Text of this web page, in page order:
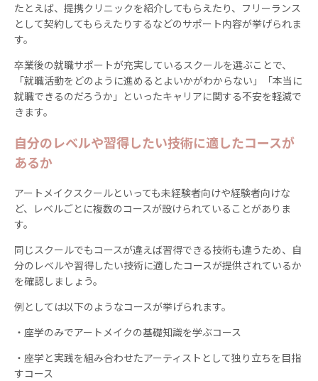
たとえば、提携クリニックを紹介してもらえたり、フリーランス
として契約してもらえたりするなどのサポート内容が挙げられま
す。
卒業後の就職サポートが充実しているスクールを選ぶことで、
「就職活動をどのように進めるとよいかがわからない」「本当に
就職できるのだろうか」といったキャリアに関する不安を軽減で
きます。
自分のレベルや習得したい技術に適したコースが
あるか
アートメイクスクールといっても未経験者向けや経験者向けな
ど、レベルごとに複数のコースが設けられていることがありま
す。
同じスクールでもコースが違えば習得できる技術も違うため、自
分のレベルや習得したい技術に適したコースが提供されているか
を確認しましょう。
例としては以下のようなコースが挙げられます。
・座学のみでアートメイクの基礎知識を学ぶコース
・座学と実践を組み合わせたアーティストとして独り立ちを目指
すコース